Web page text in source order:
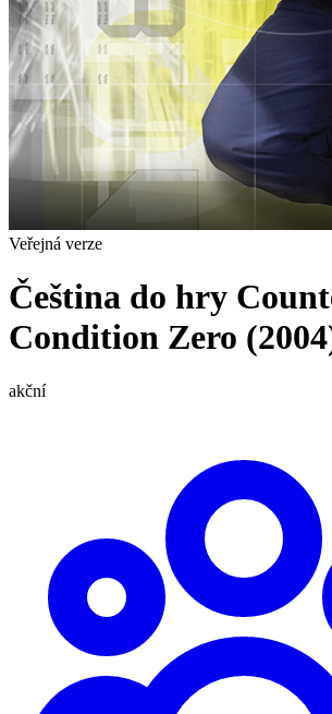
Veřejná verze
Čeština do hry
Condition Zero
akční